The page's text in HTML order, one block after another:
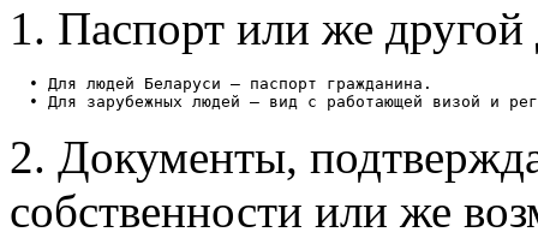
1. Паспорт или же
  • Для людей Беларуси — паспорт гражданина.
2. Документы,
собственности или же